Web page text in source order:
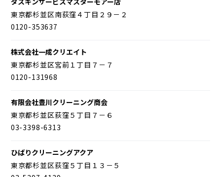
東京都杉並区南荻窪４丁目２９－２
0120-353637
株式会社一成クリエイト
東京都杉並区宮前１丁目７－７
0120-131968
有限会社豊川クリーニング商会
東京都杉並区荻窪５丁目７－６
03-3398-6313
ひばりクリーニングアクア
東京都杉並区荻窪５丁目１３－５